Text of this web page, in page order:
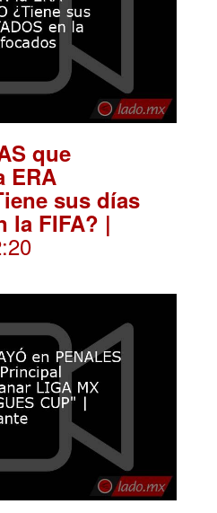
que
ERA
sus días
la FIFA? |